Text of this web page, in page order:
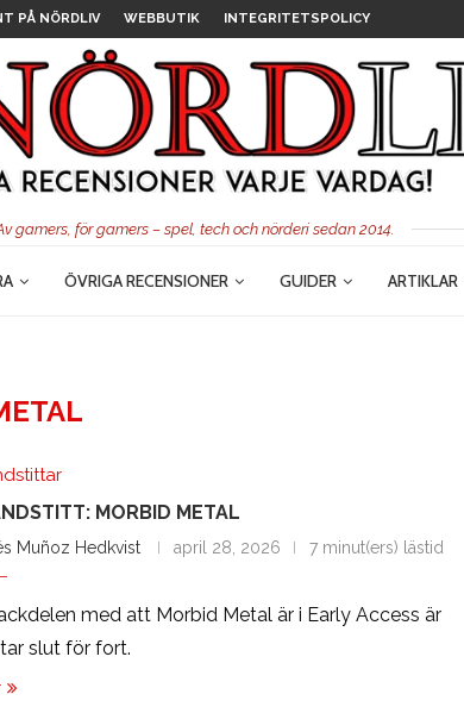
PÅ NÖRDLIV WEBBUTIK INTEGRITETSPOLICY
gamers, för gamers – spel, tech och nörderi sedan 2014.
ÖVRIGA RECENSIONER GUIDER ARTIKLAR
MORBID METAL
Muñoz Hedkvist april 28, 2026 7 minut(ers) lästid
med att Morbid Metal är i Early Access är
slut för fort.